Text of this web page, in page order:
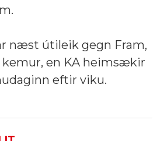
næst útileik gegn Fram,
kemur, en KA heimsækir
eftir viku.